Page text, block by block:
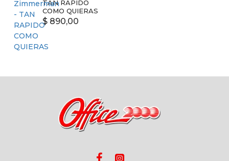
TAN RAPIDO
COMO QUIERAS
$ 890,00